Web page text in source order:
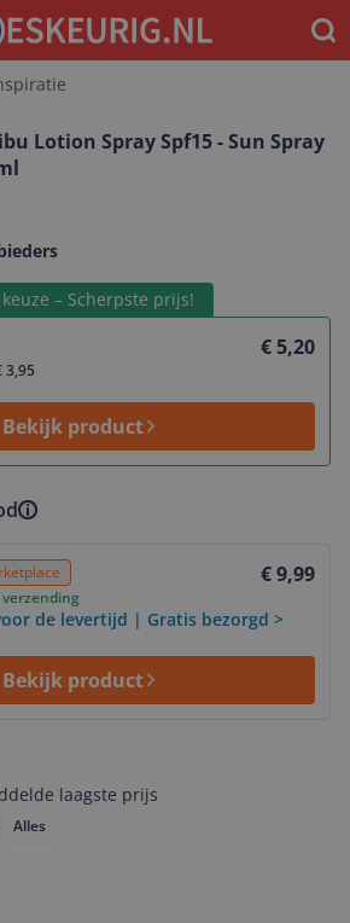
Lotion Spray Spf15 - Sun Spray
– Scherpste prijs!
€ 5,20
3,95
Bekijk product
€ 9,99
de levertijd | Gratis bezorgd >
Bekijk product
laagste prijs
Alles